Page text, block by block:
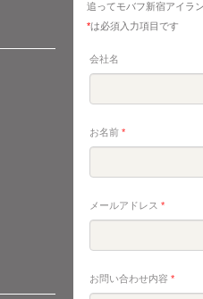
追ってモバフ新宿アイラ
*は必須入力項目です
会社名
お名前 *
メールアドレス *
お問い合わせ内容 *